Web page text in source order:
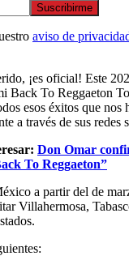
Suscribirme
aviso de
¡es oficial! Este
Back To Reggaeton
esos éxitos que nos
a través de sus redes
Don Omar
To Reggaeton”
a partir del de
Villahermosa,